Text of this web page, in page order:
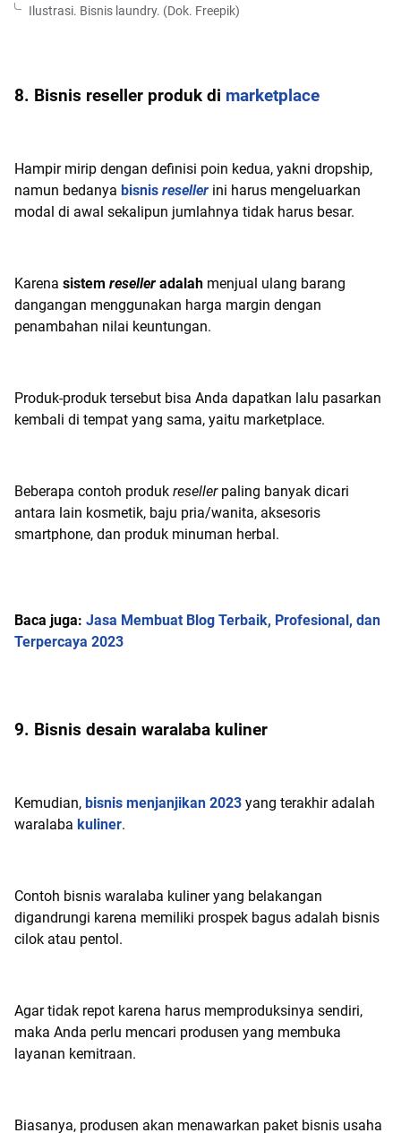
Ilustrasi. Bisnis laundry. (Dok. Freepik)
8. Bisnis reseller produk di marketplace
Hampir mirip dengan definisi poin kedua, yakni dropship,
namun bedanya bisnis reseller ini harus mengeluarkan
modal di awal sekalipun jumlahnya tidak harus besar.
Karena sistem reseller adalah menjual ulang barang
dangangan menggunakan harga margin dengan
penambahan nilai keuntungan.
Produk-produk tersebut bisa Anda dapatkan lalu pasarkan
kembali di tempat yang sama, yaitu marketplace.
Beberapa contoh produk resellerpaling banyak dicari
antara lain kosmetik, baju pria/wanita, aksesoris
smartphone, dan produk minuman herbal.
Baca juga: Jasa Membuat Blog Terbaik, Profesional, dan
Terpercaya 2023
9. Bisnis desain waralaba kuliner
Kemudian, bisnis menjanjikan 2023 yang terakhir adalah
waralaba kuliner.
Contoh bisnis waralaba kuliner yang belakangan
digandrungi karena memiliki prospek bagus adalah bisnis
cilok atau pentol.
Agar tidak repot karena harus memproduksinya sendiri,
maka Anda perlu mencari produsen yang membuka
layanan kemitraan.
Biasanya, produsen akan menawarkan paket bisnis usaha